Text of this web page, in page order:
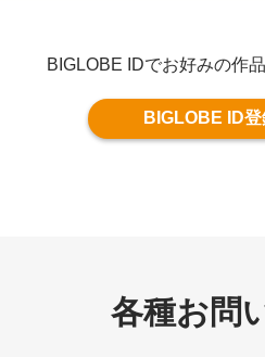
BIGLOBE IDでお好みの作
BIGLOBE ID登
各種お問